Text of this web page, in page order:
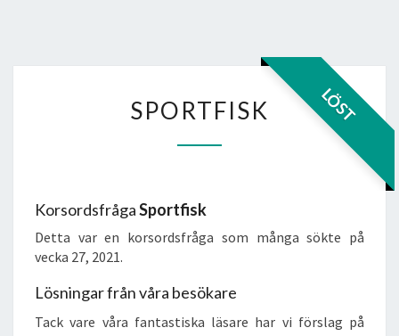
LÖST
SPORTFISK
KorsordsfrågaSportfisk
Detta var en korsordsfråga som många sökte på
vecka 27, 2021.
Lösningar från våra besökare
Tack vare våra fantastiska läsare har vi förslag på